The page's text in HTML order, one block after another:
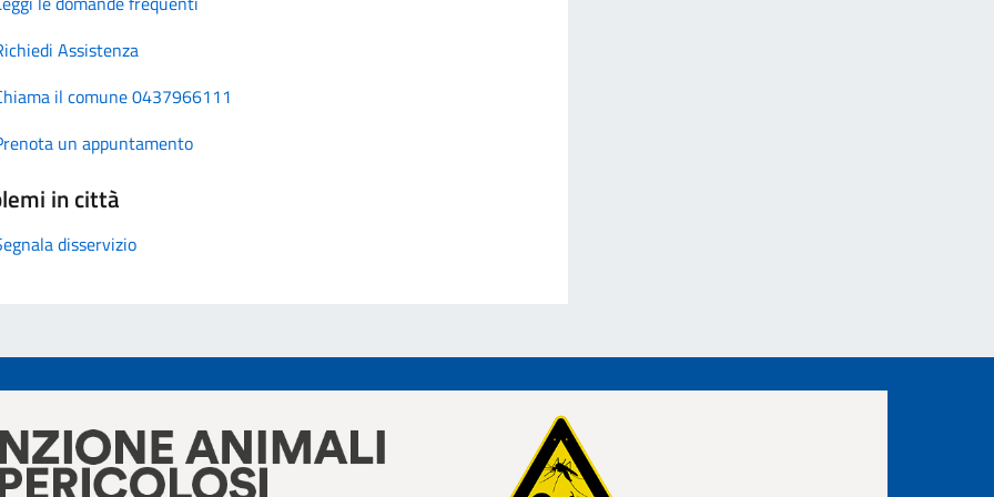
Assistenza
il comune 0437966111
un appuntamento
in città
disservizio